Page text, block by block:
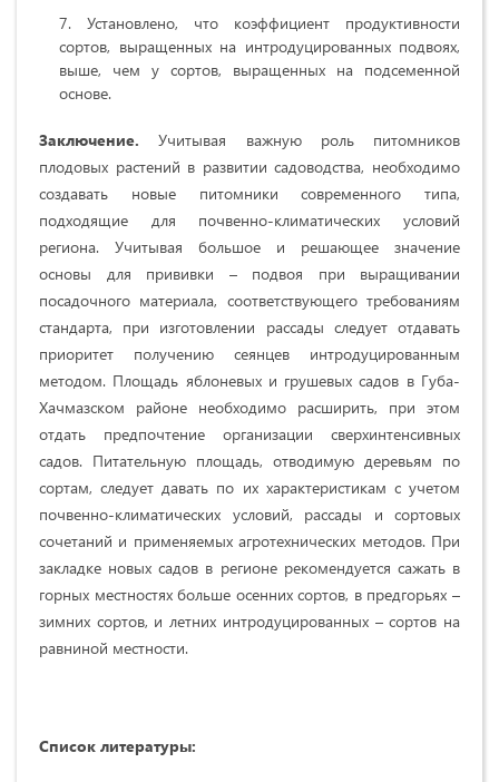
Установлено, что коэффициент продуктивности
сортов, выращенных на интродуцированных подвоях,
выше, чем у сортов, выращенных на подсеменной
основе.
Заключение.Учитывая важную роль питомников
плодовых растений в развитии садоводства, необходимо
создавать новые питомники современного типа,
подходящие для почвенно-климатических условий
региона. Учитывая большое и решающее значение
основы для прививки – подвоя при выращивании
посадочного материала, соответствующего требованиям
стандарта, при изготовлении рассады следует отдавать
приоритет получению сеянцев интродуцированным
методом. Площадь яблоневых и грушевых садов в Губа-
Хачмазском районе необходимо расширить, при этом
отдать предпочтение организации сверхинтенсивных
садов. Питательную площадь, отводимую деревьям по
сортам, следует давать по их характеристикам с учетом
почвенно-климатических условий, рассады и сортовых
сочетаний и применяемых агротехнических методов. При
закладке новых садов в регионе рекомендуется сажать в
горных местностях больше осенних сортов, в предгорьях –
зимних сортов, и летних интродуцированных – сортов на
равниной местности.
Список литературы: